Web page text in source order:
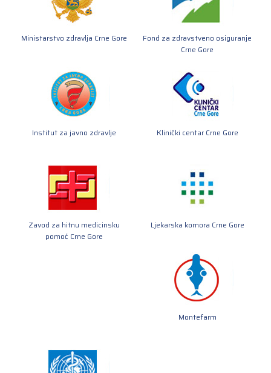
Ministarstvo zdravlja Crne Gore
Fond za zdravstveno osiguranje
Crne Gore
Institut za javno zdravlje Klinički centar Crne Gore
Zavod za hitnu medicinsku
pomoć Crne Gore
Ljekarska komora Crne Gore
Montefarm